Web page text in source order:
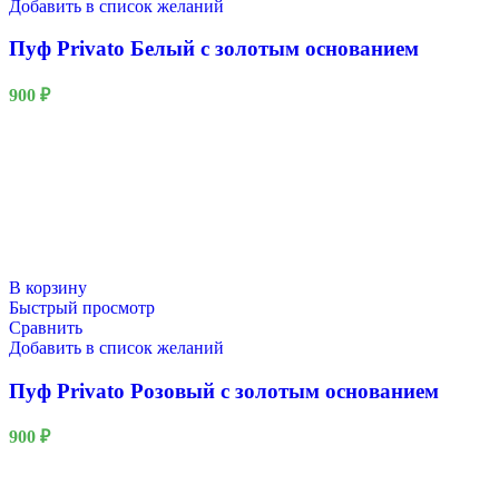
Добавить в список желаний
Пуф Privato Белый с золотым основанием
900 ₽
В корзину
Быстрый просмотр
Сравнить
Добавить в список желаний
Пуф Privato Розовый с золотым основанием
900 ₽